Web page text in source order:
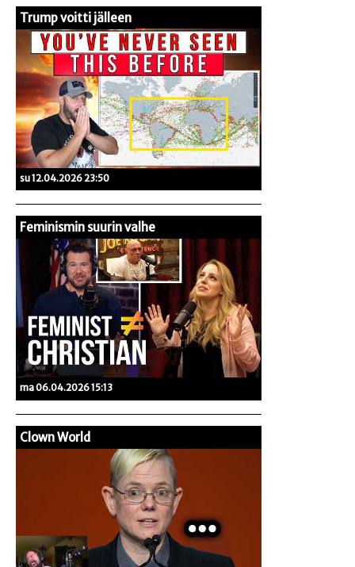
Trump voitti jälleen
su 12.04.2026 23:50
Feminismin suurin valhe
ma 06.04.2026 15:13
Clown World